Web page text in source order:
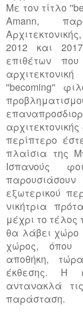
Με τον τίτλο
Amann,
2012 και
επιθέτων που
''becoming''
περίπτερο
πλαίσια της
Ισπανούς
εξωτερικού
νικήτρια
μέχρι το τέλος
θα λάβει χώρο
χώρος, όπου
αποθήκη,
έκθεσης. Η
αντανακλά
παράσταση.